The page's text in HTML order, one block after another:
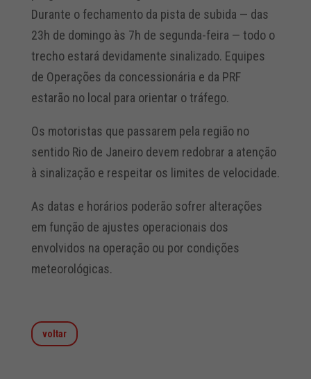
Durante o fechamento da pista de subida — das
23h de domingo às 7h de segunda-feira — todo o
trecho estará devidamente sinalizado. Equipes
de Operações da concessionária e da PRF
estarão no local para orientar o tráfego.
Os motoristas que passarem pela região no
sentido Rio de Janeiro devem redobrar a atenção
à sinalização e respeitar os limites de velocidade.
As datas e horários poderão sofrer alterações
em função de ajustes operacionais dos
envolvidos na operação ou por condições
meteorológicas.
voltar